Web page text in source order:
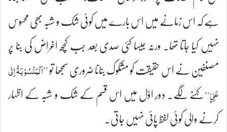
ہے کہ اس زمانے میں اس بارے میں کوئی شک و شبہ بھی محسوس
نہیں کیا جاتا تھا۔ ورنہ جیسا کئی صدی بعد جب کچھ اغراض کی بنا پر
مصنفین نے اس حقیقت کو مشکوک بنانا ضروری سمجھا تو’’اَلْمَنْسُوْبَۃُ اِلٰی
عَلِیٍّ‘‘کہنے لگے۔ دورِ اوّل میں اس قسم کے شک و شبہ کے اظہار
کرنے والی کوئی لفظ پائی نہیں جاتی۔